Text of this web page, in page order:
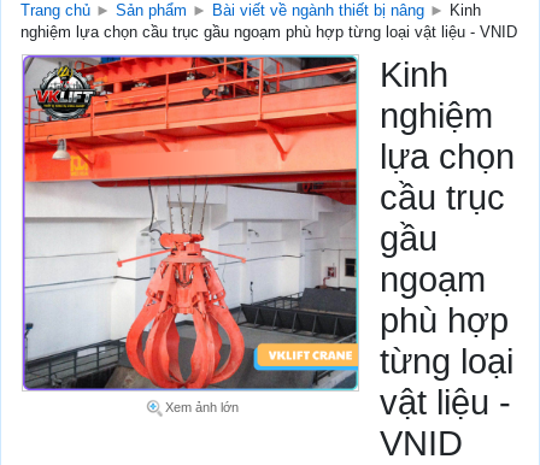
Trang chủ ► Sản phẩm ► Bài viết về ngành thiết bị nâng ► Kinh
nghiệm lựa chọn cầu trục gầu ngoạm phù hợp từng loại vật liệu - VNID
Xem ảnh lớn
Kinh
nghiệm
lựa chọn
cầu trục
gầu
ngoạm
phù hợp
từng loại
vật liệu -
VNID